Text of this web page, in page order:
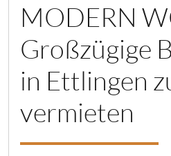
MODERN
Großzügige
in Ettlingen
vermieten